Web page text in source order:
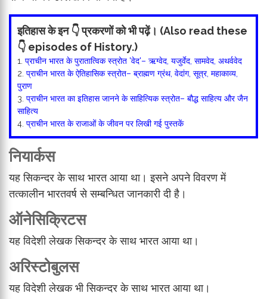
इतिहास के इन 👇 प्रकरणों को भी पढ़ें। (Also read these
👇 episodes of History.)
1. प्राचीन भारत के पुरातात्विक स्त्रोत 'वेद'– ऋग्वेद, यजुर्वेद, सामवेद, अथर्ववेद
2. प्राचीन भारत के ऐतिहासिक स्त्रोत– ब्राह्मण ग्रंथ, वेदांग, सूत्र, महाकाव्य,
पुराण
3. प्राचीन भारत का इतिहास जानने के साहित्यिक स्त्रोत– बौद्ध साहित्य और जैन
साहित्य
4. प्राचीन भारत के राजाओं के जीवन पर लिखी गई पुस्तकें
नियार्कस
यह सिकन्दर के साथ भारत आया था। इसने अपने विवरण में
तत्कालीन भारतवर्ष से सम्बन्धित जानकारी दी है।
ऑनेसिक्रिटस
यह विदेशी लेखक सिकन्दर के साथ भारत आया था।
अरिस्टोबुलस
यह विदेशी लेखक भी सिकन्दर के साथ भारत आया था।